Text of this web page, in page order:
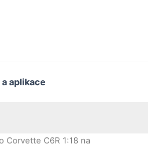
a aplikace
Corvette C6R 1:18 na